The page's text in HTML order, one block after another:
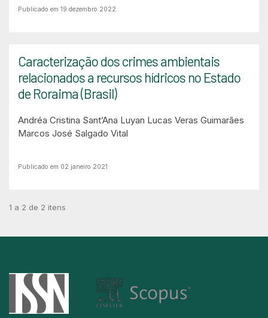
Publicado em 19 dezembro 2022
Caracterização dos crimes ambientais
relacionados a recursos hídricos no Estado
de Roraima (Brasil)
Andréa Cristina Sant’Ana Luyan Lucas Veras Guimarães
Marcos José Salgado Vital
Publicado em 02 janeiro 2021
1 a 2 de 2 itens